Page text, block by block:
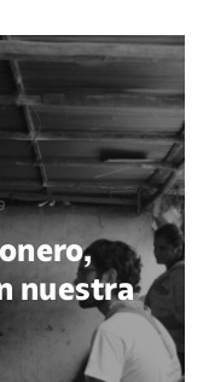
nuestra